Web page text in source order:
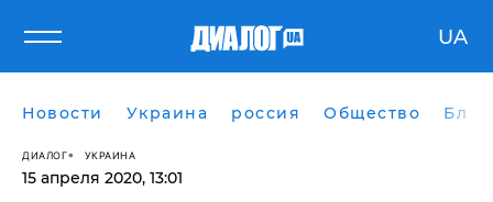
UA
Новости Украина россия Общество
ДИАЛОГ УКРАИНА
15 апреля 2020, 13:01